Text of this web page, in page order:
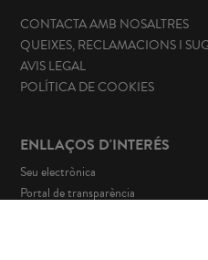
CONTACTA AMB NOSALTRES
QUEIXES, RECLAMACIONS I
AVIS LEGAL
POLÍTICA DE COOKIES
ENLLAÇOS D'INTERÉS
Seu electrònica
Portal de transparència